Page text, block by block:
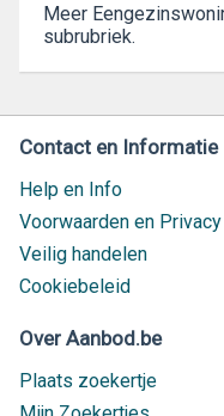
Meer
subrubriek.
Contact en Informatie
Help en Info
Voorwaarden en Privacy
Veilig handelen
Cookiebeleid
Over Aanbod.be
Plaats zoekertje